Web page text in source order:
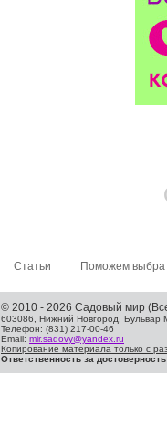
Статьи Поможем
© 2010 - 2026 Садовый мир
603086, Нижний Новгород, Бульвар
Телефон: (831) 217-00-46
Email: mir.sadovy@yandex.ru
Копирование материала только с
Ответственность за